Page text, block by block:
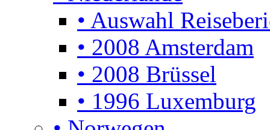
• Auswahl
• 2008 Amsterdam
• 2008 Brüssel
• 1996 Luxemburg